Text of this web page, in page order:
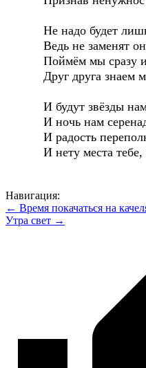
Не надо будет
Ведь не заменят
Поймём мы сразу
Друг друга знаем
И будут звёзды
И ночь нам
И радость
И нету места тебе,
Навигация:
← Время покачаться на
Утра свет →